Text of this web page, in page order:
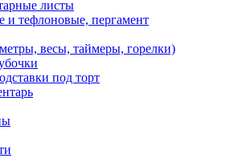
листы
и тефлоновые, пергамент
весы, таймеры, горелки)
под торт